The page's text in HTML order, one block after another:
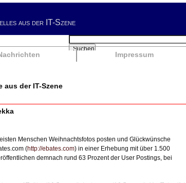
aus der IT-Szene
Impressum
Suchbegriffe
Suchen
aus der IT-Szene
Menschen Weihnachtsfotos posten und Glückwünsche
(http://ebates.com) in einer Erhebung mit über 1.500
demnach rund 63 Prozent der User Postings, bei